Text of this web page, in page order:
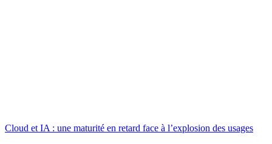
Cloud et IA : une maturité en retard face à l’explosion des usages